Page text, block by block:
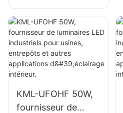
luminaires LED
industriels de
grande hauteur de
100 W pour
espaces intérieurs
tels que les
bâtiments d'usines
et les entrepôts.
KML-UFOHF 50W,
fournisseur de